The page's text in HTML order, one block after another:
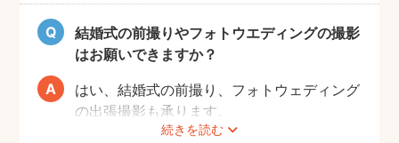
自己PRやポートフォリオから、お好きなプ
ロのフォトグラファーをじっくりと選べるの
で、お二人とも安心して撮影することができ
ます。
結婚式の前撮りやフォトウエディングの撮影
はお願いできますか？
続きを読む
はい、結婚式の前撮り、フォトウェディング
の出張撮影も承ります。
fotowaでは衣装レンタル・着付け・ヘアメ